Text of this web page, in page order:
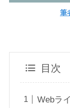
筆
目次
Webラ